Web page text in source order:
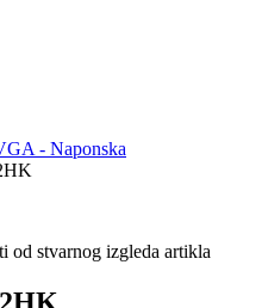
- Naponska
od stvarnog izgleda artikla